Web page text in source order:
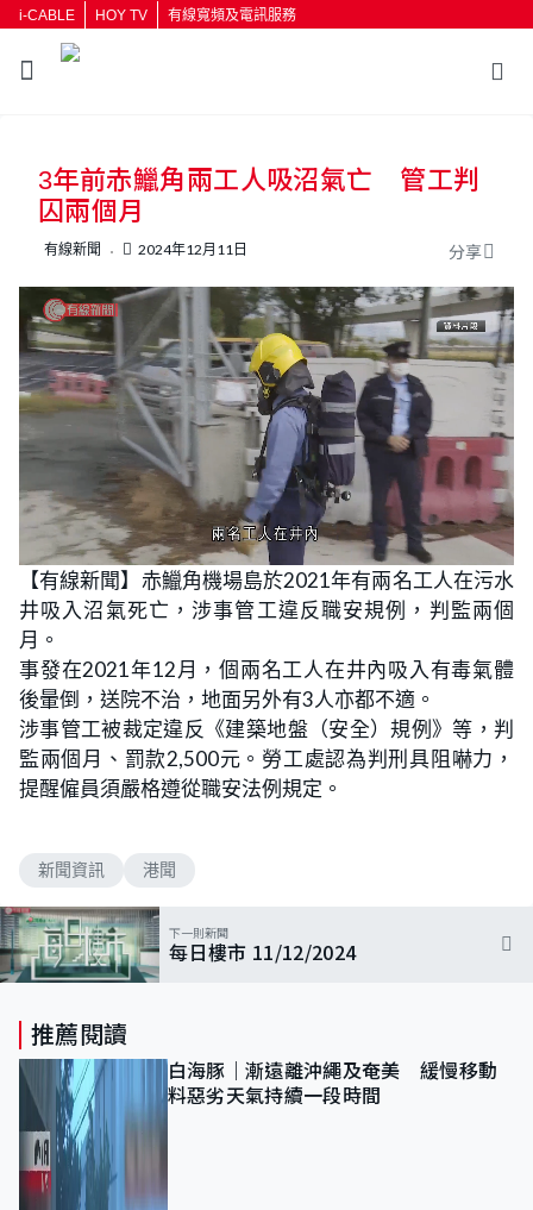
i-CABLE HOY TV 有線寬頻及電訊服務
按輸入鍵開始搜尋
3年前赤鱲角兩工人吸沼氣亡 管工判
囚兩個月
有線新聞 2024年12月11日 分享
U
n
m
u
t
e
L
o
a
d
e
d
9
.
2
3
%
【有線新聞】赤鱲角機場島於2021年有兩名工人在污水
井吸入沼氣死亡，涉事管工違反職安規例，判監兩個
月。
事發在2021年12月，個兩名工人在井內吸入有毒氣體
後暈倒，送院不治，地面另外有3人亦都不適。
涉事管工被裁定違反《建築地盤（安全）規例》等，判
監兩個月、罰款2,500元。勞工處認為判刑具阻嚇力，
提醒僱員須嚴格遵從職安法例規定。
新聞資訊 港聞
下一則新聞
每日樓市 11/12/2024
推薦閱讀
白海豚｜漸遠離沖繩及奄美 緩慢移動
料惡劣天氣持續一段時間